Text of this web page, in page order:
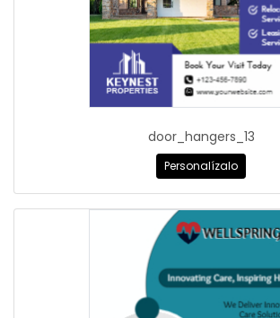
door_hangers_13
Personalízalo